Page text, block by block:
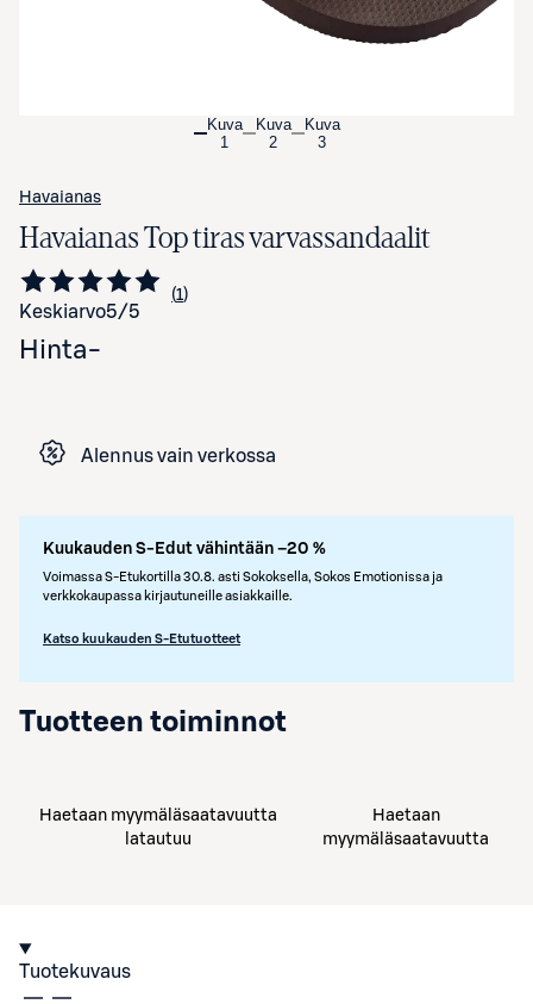
Kuva
1
Kuva
2
Kuva
3
Havaianas
Havaianas Top tiras varvassandaalit
Keskiarvo5/5 Siirry arvioihin
1
kappale
Hinta-
Alennus vain verkossa
Kuukauden S-Edut vähintään –20 %
Voimassa S-Etukortilla 30.8. asti Sokoksella, Sokos Emotionissa ja
verkkokaupassa kirjautuneille asiakkaille.
Katso kuukauden S-Etutuotteet
Tuotteen toiminnot
Haetaan myymäläsaatavuutta
latautuu
Haetaan
myymäläsaatavuutta
Tuotekuvaus